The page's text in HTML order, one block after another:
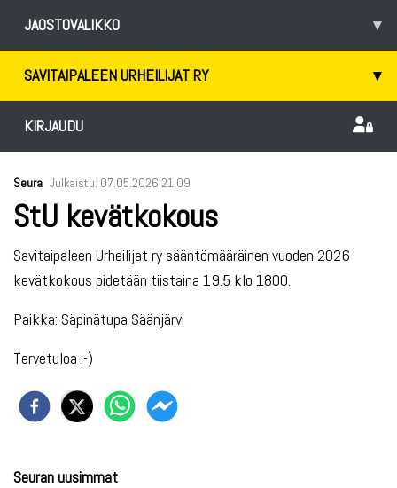
JAOSTOVALIKKO ▾
SAVITAIPALEEN URHEILIJAT RY ▾
KIRJAUDU
Seura Julkaistu: 07.05.2026 21.09
StU kevätkokous
Savitaipaleen Urheilijat ry sääntömääräinen vuoden 2026
kevätkokous pidetään tiistaina 19.5 klo 1800.
Paikka: Säpinätupa Säänjärvi
Tervetuloa :-)
Seuran uusimmat